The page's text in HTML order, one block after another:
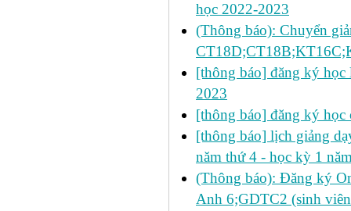
học 2022-2023
(Thông báo): Chuyển
[thông báo] đăng ký
2023
[thông báo] đăng ký học
[thông báo] lịch giảng
năm thứ 4 - học kỳ 1
(Thông báo): Đăng ký
Anh 6;GDTC2 (sinh